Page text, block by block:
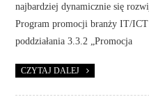
najbardziej dynamicznie się
Program promocji branży IT/ICT
poddziałania 3.3.2 „Promocja
CZYTAJ DALEJ